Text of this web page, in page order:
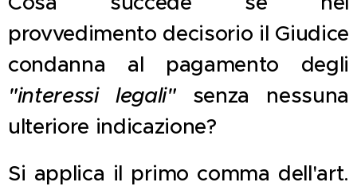
provvedimento decisorio il Giudice
condanna al pagamento degli
"interessi legali"senza nessuna
ulteriore indicazione?
Si applica il primo comma dell'art.